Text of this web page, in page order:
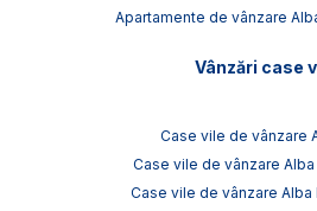
Apartamente de vânzare
Vânzări case
Case vile de vânzare
Case vile de vânzare Alba
Case vile de vânzare Alba